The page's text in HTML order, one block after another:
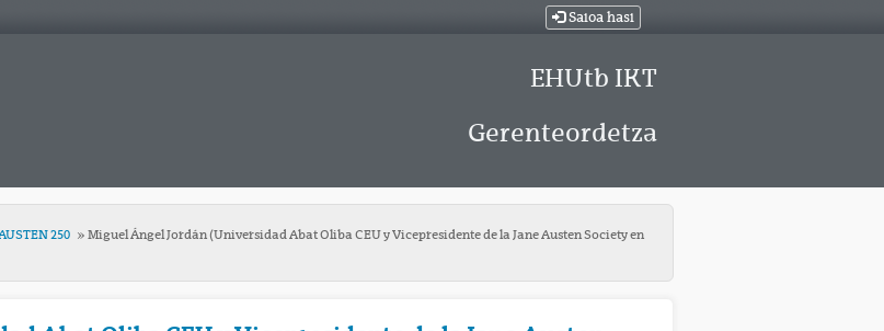
Saioa hasi
EHUtb IKT
Gerenteordetza
250
Miguel Ángel Jordán (Universidad Abat Oliba CEU y Vicepresidente de la Jane Austen Society en